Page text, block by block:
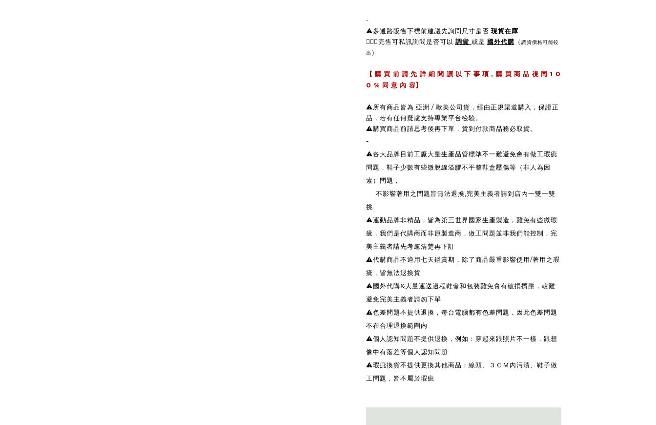
-
⚠️多通路販售下標前建議先詢問尺寸是否 現貨在庫
🙋🏼‍♀完售可私訊詢問是否可以 調貨 或是 國外代購 （ 調貨價格可能較
高 ）
【 購 買 前 請 先 詳 細 閱 讀 以 下 事 項 ,購 買 商 品 視 同 1 0
0 % 同 意 內 容】
⚠️所有商品皆為 亞洲 / 歐美公司貨，經由正規渠道購入，保證正
品，若有任何疑慮支持專業平台檢驗。
⚠️購買商品前請思考後再下單，貨到付款商品務必取貨。
-
⚠️各大品牌目前工廠大量生產品管標準不一難避免會有做工瑕疵
問題，鞋子少數有些微脫線溢膠不平整鞋盒壓傷等（非人為因
素）問題，
不影響著用之問題皆無法退換,完美主義者請到店內一雙一雙
挑
⚠️運動品牌非精品，皆為第三世界國家生產製造，難免有些微瑕
疵，我們是代購商而非原製造商，做工問題並非我們能控制，完
美主義者請先考慮清楚再下訂
⚠️代購商品不適用七天鑑賞期，除了商品嚴重影響使用/著用之瑕
疵，皆無法退換貨
⚠️國外代購&大量運送過程鞋盒和包裝難免會有破損擠壓，較難
避免完美主義者請勿下單
⚠️色差問題不提供退換，每台電腦都有色差問題，因此色差問題
不在合理退換範圍內
⚠️個人認知問題不提供退換，例如：穿起來跟照片不一樣，跟想
像中有落差等個人認知問題
⚠️瑕疵換貨不提供更換其他商品：線頭、３ＣＭ內污漬、鞋子做
工問題，皆不屬於瑕疵